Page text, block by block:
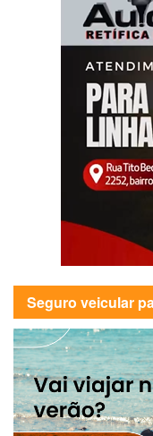
Seguro veicular